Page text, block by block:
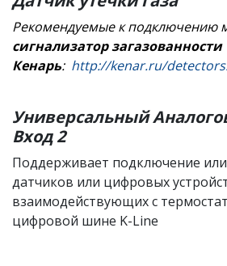
Рекомендуемые к подключению
сигнализатор загазованности
Кенарь: http://kenar.ru/
Универсальный
Вход 2
Поддерживает подключение
датчиков или цифровых
взаимодействующих с
цифровой шине K-Line